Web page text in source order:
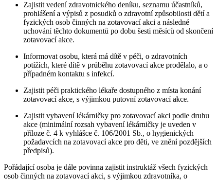
Zajistit vedení zdravotnického deníku, seznamu účastníků,
prohlášení a výpisů z posudků o zdravotní způsobilosti dětí a
fyzických osob činných na zotavovací akci a následné
uchování těchto dokumentů po dobu šesti měsíců od skončení
zotavovací akce.
Informovat osobu, která má dítě v péči, o zdravotních
potížích, které dítě v průběhu zotavovací akce prodělalo, a o
případném kontaktu s infekcí.
Zajistit péči praktického lékaře dostupného z místa konání
zotavovací akce, s výjimkou putovní zotavovací akce.
Zajistit vybavení lékárničky pro zotavovací akci podle druhu
akce (minimální rozsah vybavení lékárničky je uveden v
příloze č. 4 k vyhlášce č. 106/2001 Sb., o hygienických
požadavcích na zotavovací akce pro děti, ve znění pozdějších
předpisů).
Pořádající osoba je dále povinna zajistit instruktáž všech fyzických
osob činných na zotavovací akci, s výjimkou zdravotníka, o